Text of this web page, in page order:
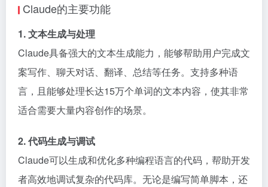
Claude的主要功能
1. 文本生成与处理
Claude具备强大的文本生成能力，能够帮助用户完成文
案写作、聊天对话、翻译、总结等任务。支持多种语
言，且能够处理长达15万个单词的文本内容，使其非常
适合需要大量内容创作的场景。
2. 代码生成与调试
Claude可以生成和优化多种编程语言的代码，帮助开发
者高效地调试复杂的代码库。无论是编写简单脚本，还